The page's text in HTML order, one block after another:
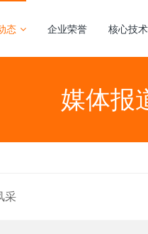
态 企业荣誉 核心技
媒体报
采